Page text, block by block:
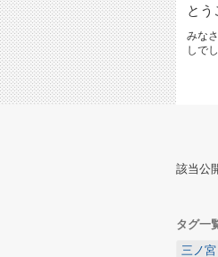
とう
みな
しで
該当公
タグ一
三ノ宮